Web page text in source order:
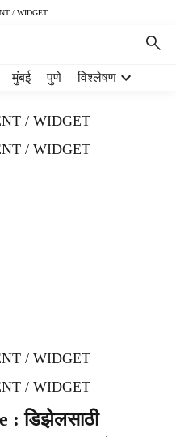
/ WIDGET
मुंबई पुणे विश्लेषण
/ WIDGET
/ WIDGET
/ WIDGET
/ WIDGET
: डिझेलसाठी